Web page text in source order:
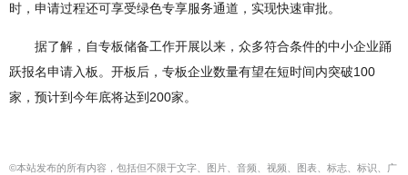
时，申请过程还可享受绿色专享服务通道，实现快速审批。
据了解，自专板储备工作开展以来，众多符合条件的中小企业踊
跃报名申请入板。开板后，专板企业数量有望在短时间内突破100
家，预计到今年底将达到200家。
©本站发布的所有内容，包括但不限于文字、图片、音频、视频、图表、标志、标识、广